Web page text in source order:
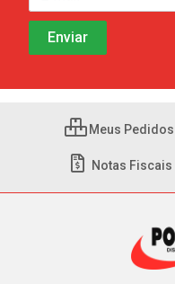
Meus Pedidos
Notas Fiscais